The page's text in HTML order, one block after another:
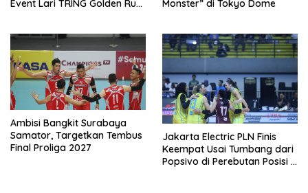
Event Lari TRING Golden Run
Monster” di Tokyo Dome
Ambisi Bangkit Surabaya
Samator, Targetkan Tembus
Final Proliga 2027
Jakarta Electric PLN Finis
Keempat Usai Tumbang dari
Popsivo di Perebutan Posisi 3